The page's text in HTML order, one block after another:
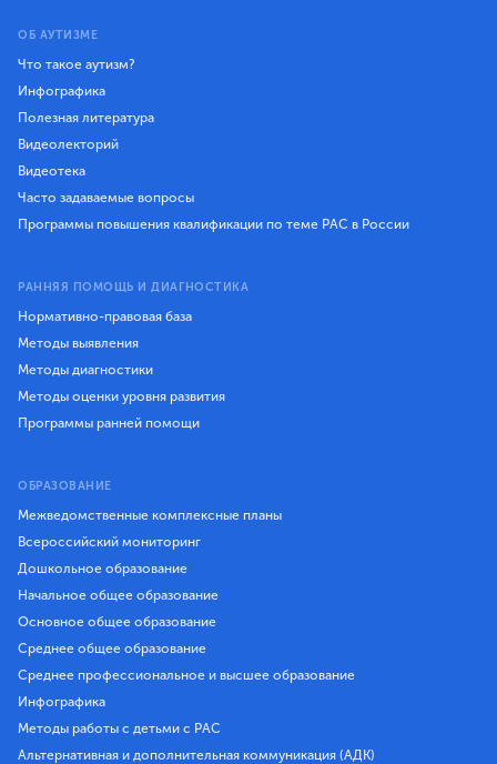
ОБ АУТИЗМЕ
Что такое аутизм?
Инфографика
Полезная литература
Видеолекторий
Видеотека
Часто задаваемые вопросы
Программы повышения квалификации по теме РАС в России
РАННЯЯ ПОМОЩЬ И ДИАГНОСТИКА
Нормативно-правовая база
Методы выявления
Методы диагностики
Методы оценки уровня развития
Программы ранней помощи
ОБРАЗОВАНИЕ
Межведомственные комплексные планы
Всероссийский мониторинг
Дошкольное образование
Начальное общее образование
Основное общее образование
Среднее общее образование
Среднее профессиональное и высшее образование
Инфографика
Методы работы с детьми с РАС
Альтернативная и дополнительная коммуникация (АДК)